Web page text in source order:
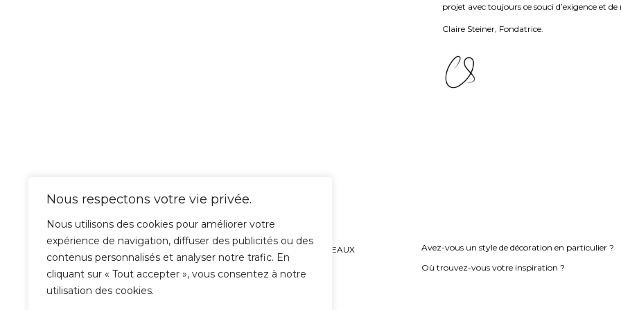
Nous respectons votre vie privée.
Nous utilisons des cookies pour améliorer votre
expérience de navigation, diffuser des publicités ou des
contenus personnalisés et analyser notre trafic. En
cliquant sur « Tout accepter », vous consentez à notre
utilisation des cookies.
projet avec toujours ce souci d’exigence et de
Claire Steiner, Fondatrice.
DÉCORATRICE ET ARCHITECTE D’INTÉRIEUR À BORDEAUX
Bordeaux – Paris – Normandie – Ailleurs
Avez-vous un style de décoration en particulier ?
Où trouvez-vous votre inspiration ?